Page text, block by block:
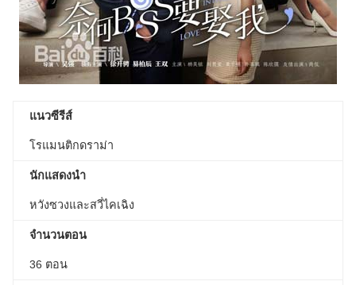
แนวซีรีส์
โรแมนติกดราม่า
นักแสดงนำ
หวังซวงและสวี่ไคเฉิง
จำนวนตอน
36 ตอน